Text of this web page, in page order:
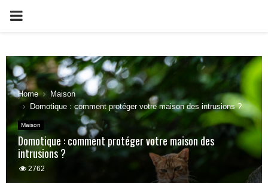
PRIMARY
Home
Maison
Domotique : comment protéger votre maison des intrusions ?
Maison
Domotique : comment protéger votre maison des
intrusions ?
2762